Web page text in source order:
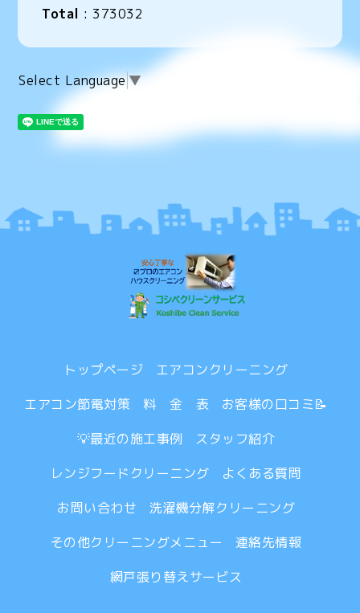
Total : 373032
Select Language▼
トップページ
エアコンクリーニング
エアコン節電対策
料 金 表
お客様の口コミ📝
💡最近の施工事例
スタッフ紹介
レンジフードクリーニング
よくある質問
お問い合わせ
洗濯機分解クリーニング
その他クリーニングメニュー
連絡先情報
網戸張り替えサービス